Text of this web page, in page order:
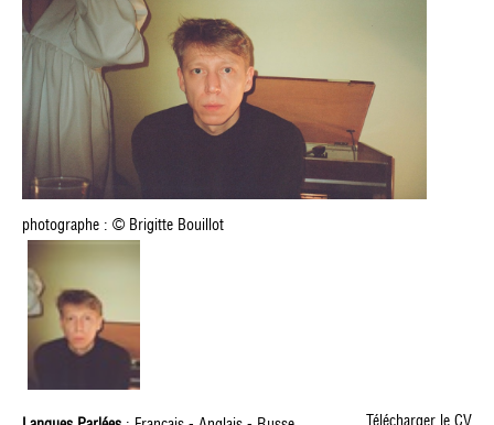
photographe : © Brigitte Bouillot
Télécharger le CV